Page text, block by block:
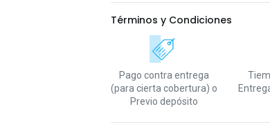
Términos y Condiciones
Pago contra entrega
(para cierta cobertura) o
Previo depósito